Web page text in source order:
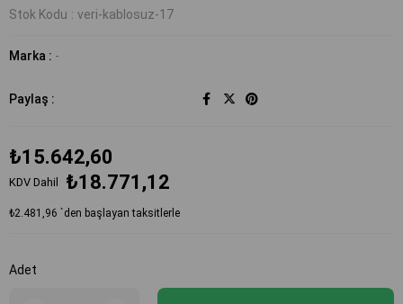
Stok Kodu veri-kablosuz-17
Marka : -
Paylaş :
₺15.642,60
KDV Dahil ₺18.771,12
₺2.481,96 `den başlayan taksitlerle
Adet